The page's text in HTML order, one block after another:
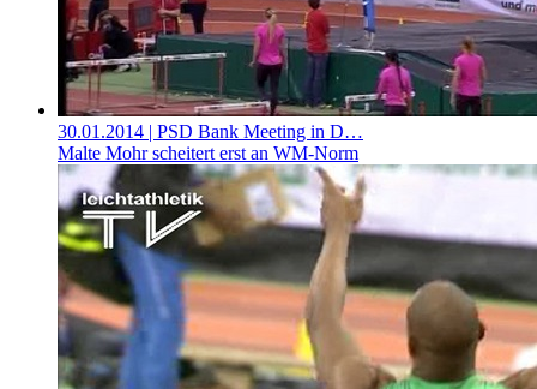
30.01.2014 | PSD Bank Meeting in D…
Malte Mohr scheitert erst an WM-Norm